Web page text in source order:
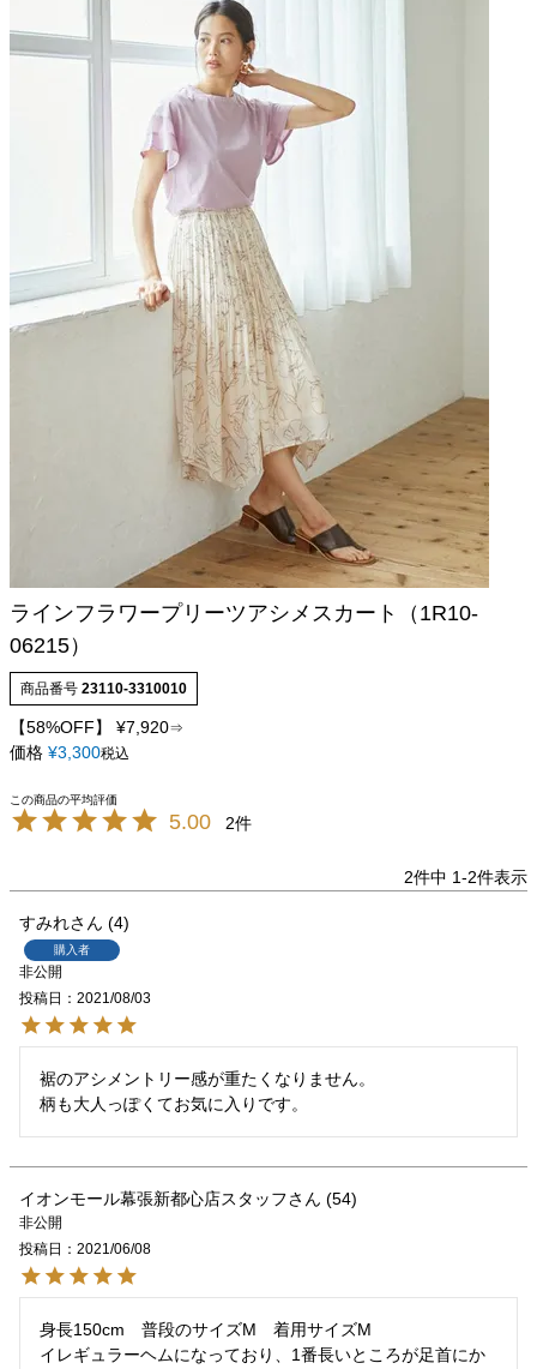
ラインフラワープリーツアシメスカート（1R10-
06215）
商品番号 23110-3310010
【58%OFF】 ¥7,920⇒
価格 ¥3,300税込
5.00 2
2件中 1-2件表示
すみれ 4
購入者
非公開
投稿日
2021/08/03
裾のアシメントリー感が重たくなりません。
柄も大人っぽくてお気に入りです。
イオンモール幕張新都心店スタッフ 54
非公開
投稿日
2021/06/08
身長150cm　普段のサイズM　着用サイズM
イレギュラーヘムになっており、1番長いところが足首にか